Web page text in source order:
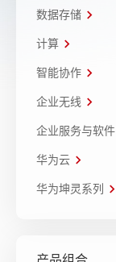
数据存储
计算
智能协作
企业无线
企业服务与软件
华为云
华为坤灵系列